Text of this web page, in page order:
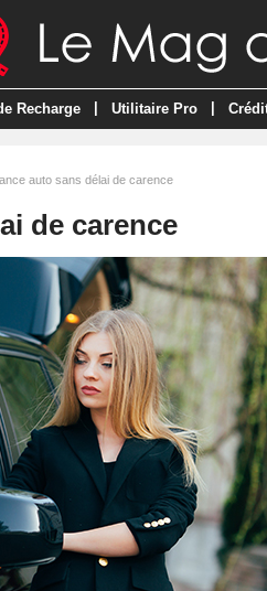
Recharge Utilitaire Pro
auto sans délai de carence
de carence